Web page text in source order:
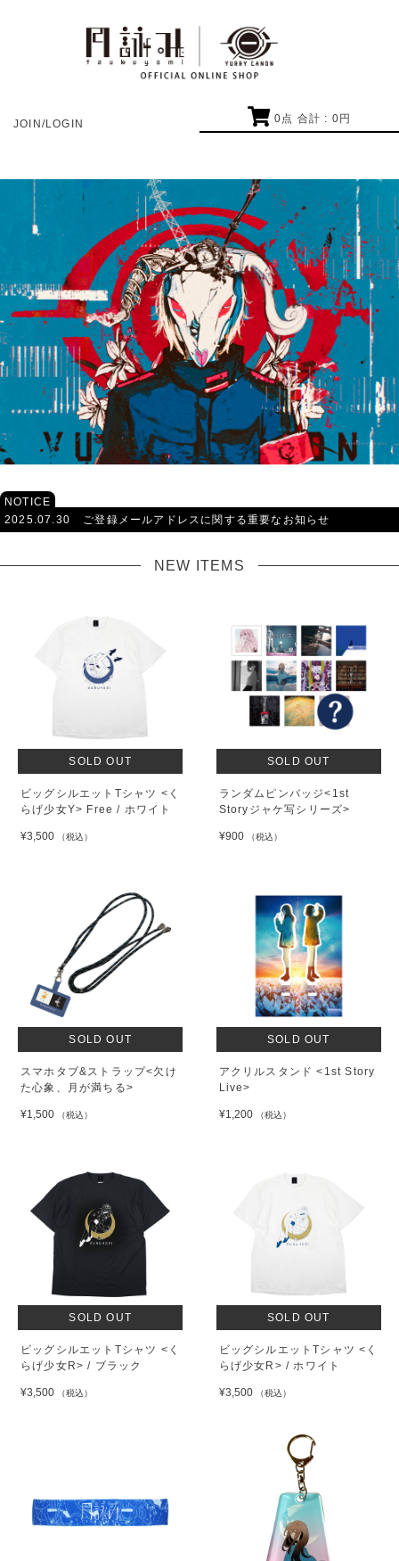
JOIN/LOGIN 0 点 合計 : 0円
NOTICE
2025.07.30
ご登録メールアドレスに関する重要なお知らせ
NEW ITEMS
SOLD OUT
ビッグシルエットTシャツ <く
らげ少女Y> Free / ホワイト
¥3,500 （税込）
SOLD OUT
ランダムピンバッジ<1st
Storyジャケ写シリーズ>
¥900 （税込）
SOLD OUT
スマホタブ&ストラップ<欠け
た心象、月が満ちる>
¥1,500 （税込）
SOLD OUT
アクリルスタンド <1st Story
Live>
¥1,200 （税込）
SOLD OUT
ビッグシルエットTシャツ <く
らげ少女R> / ブラック
¥3,500 （税込）
SOLD OUT
ビッグシルエットTシャツ <く
らげ少女R> / ホワイト
¥3,500 （税込）